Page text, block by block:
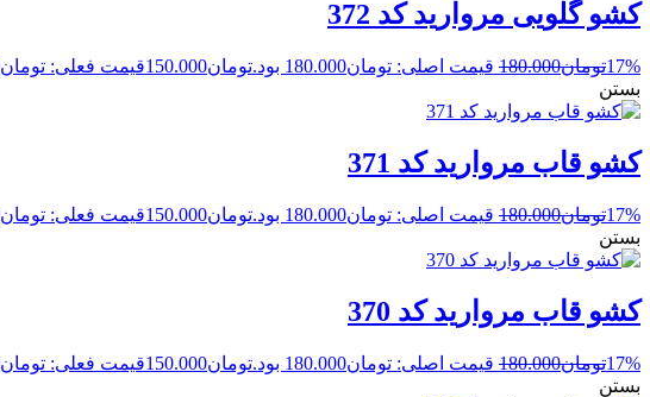
کشو گلویی مروارید کد 372
17%تومان180.000 قیمت اصلی: تومان180.000 بود. تومان150.000قیمت فعلی: تومان150.000.
بستن
کشو قاب مروارید کد 371
17%تومان180.000 قیمت اصلی: تومان180.000 بود. تومان150.000قیمت فعلی: تومان150.000.
بستن
کشو قاب مروارید کد 370
17%تومان180.000 قیمت اصلی: تومان180.000 بود. تومان150.000قیمت فعلی: تومان150.000.
بستن